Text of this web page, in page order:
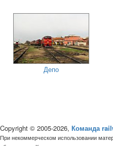
Депо
Copyright © 2005-2026, Команда
При некоммерческом использовании